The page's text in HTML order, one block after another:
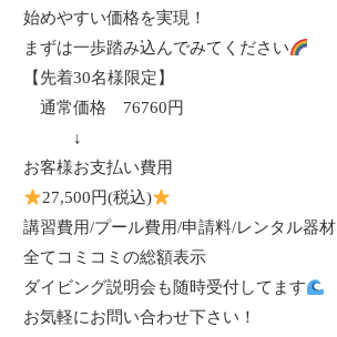
始めやすい価格を実現！
まずは一歩踏み込んでみてください
【先着30名様限定】
通常価格 76760円
↓
お客様お支払い費用
27,500円(税込)
講習費用/プール費用/申請料/レンタル器材
全てコミコミの総額表示
ダイビング説明会も随時受付してます
お気軽にお問い合わせ下さい！